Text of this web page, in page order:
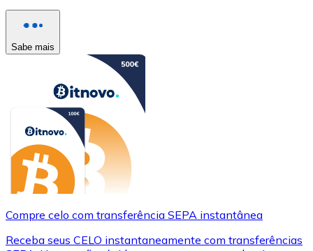
Sabe mais
Compre celo com transferência SEPA instantânea
Receba seus CELO instantaneamente com transferências